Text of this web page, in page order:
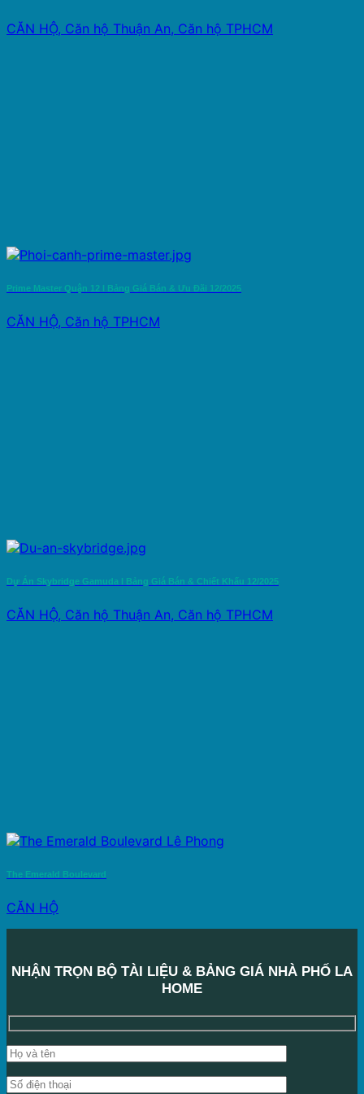
CĂN HỘ, Căn hộ Thuận An, Căn hộ TPHCM
Prime Master Quận 12 l Bảng Giá Bán & Ưu Đãi 12/2025
CĂN HỘ, Căn hộ TPHCM
Dự Án Skybridge Gamuda l Bảng Giá Bán & Chiết Khấu 12/2025
CĂN HỘ, Căn hộ Thuận An, Căn hộ TPHCM
The Emerald Boulevard
CĂN HỘ
NHẬN TRỌN BỘ TÀI LIỆU & BẢNG GIÁ NHÀ PHỐ LA
HOME